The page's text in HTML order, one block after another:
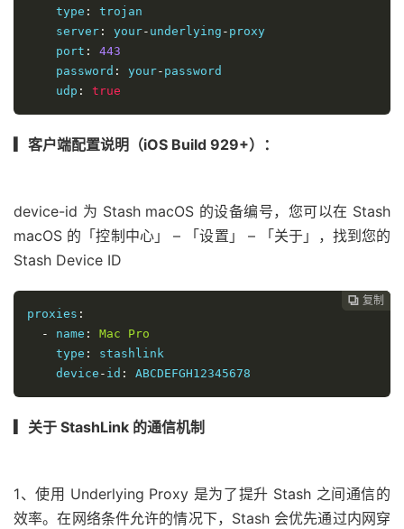
    type
:
trojan
    server
: your- underlying - proxy
    port
:
443
    password
: your- password
    udp
: true
▎客户端配置说明（iOS Build 929+）：
device-id 为 Stash macOS 的设备编号，您可以在 Stash
macOS 的「控制中心」 – 「设置」 – 「关于」，找到您的
Stash Device ID
 复制
 复制
 复制
proxies :
-
name : Mac
Pro
    type
:
stashlink
    device
- id : ABCDEFGH12345678
▎关于 StashLink 的通信机制
1、使用 Underlying Proxy 是为了提升 Stash 之间通信的
效率。在网络条件允许的情况下，Stash 会优先通过内网穿